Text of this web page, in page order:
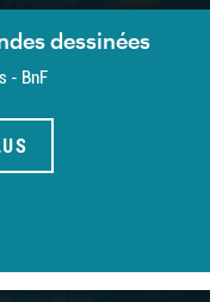
dessinées
- BnF